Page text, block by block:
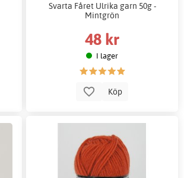
Svarta Fåret Ulrika garn 50g -
Mintgrön
48 kr
I lager
Köp